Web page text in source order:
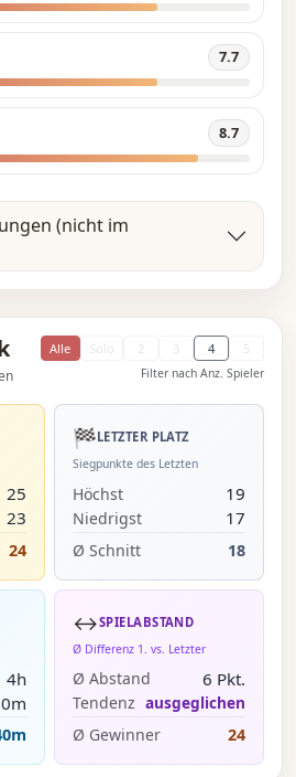
7.7
8.7
(nicht im
Alle Solo 2 3 4 5
Filter nach Anz. Spieler
25
23
24
🏁LETZTER PLATZ
Siegpunkte des Letzten
Höchst 19
Niedrigst 17
Ø Schnitt 18
4h
↔️SPIELABSTAND
Ø Differenz 1. vs. Letzter
Ø Abstand 6 Pkt.
Tendenz ausgeglichen
Ø Gewinner
24